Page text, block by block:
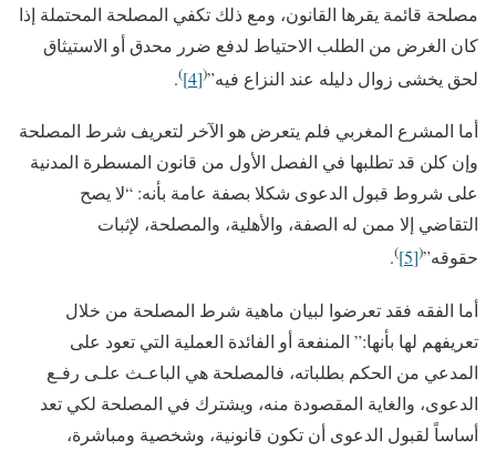
مصلحة قائمة يقرها القانون، ومع ذلك تكفي المصلحة المحتملة إذا
كان الغرض من الطلب الاحتياط لدفع ضرر محدق أو الاستيثاق
لحق يخشى زوال دليله عند النزاع فيه”(
[4]
)
.
أما المشرع المغربي فلم يتعرض هو الآخر لتعريف شرط المصلحة
وإن كلن قد تطلبها في الفصل الأول من قانون المسطرة المدنية
على شروط قبول الدعوى شكلا بصفة عامة بأنه: “لا يصح
التقاضي إلا ممن له الصفة، والأهلية، والمصلحة، لإثبات
حقوقه”(
[5]
)
.
أما الفقه فقد تعرضوا لبيان ماهية شرط المصلحة من خلال
تعريفهم لها بأنها:” المنفعة أو الفائدة العملية التي تعود على
المدعي من الحكم بطلباته، فالمصلحة هي الباعـث علـى رفـع
الدعوى، والغاية المقصودة منه، ويشترك في المصلحة لكي تعد
أساساً لقبول الدعوى أن تكون قانونية، وشخصية ومباشرة،